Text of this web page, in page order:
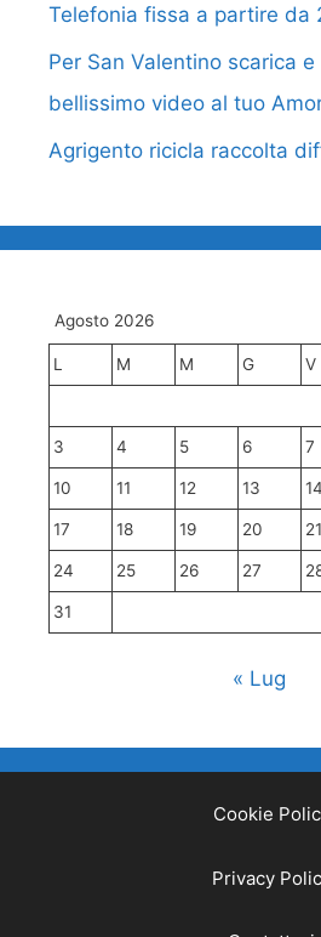
Telefonia fissa a partire da
Per San Valentino scarica e
bellissimo video al tuo
Agrigento ricicla raccolta
Agosto 2026
L M M G V
3 4 5 6 7
10 11 12 13 14
17 18 19 20 21
24 25 26 27
31
« Lug
Cookie
Privacy